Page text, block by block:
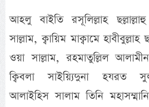
আহলু বাইতি রসূলিল্লাহ
সাল্লাম, ক্বায়িম মাক্বামে হাবীবুল্লাহ
ওয়া সাল্লাম, রহমাতুল্লিল
ক্বিবলা সাইয়্যিদুনা হযরত
আলাইহিস সালাম তিনি